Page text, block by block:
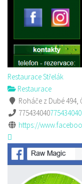
Restaurace Střelák
Restaurace
Roháče z Dubé 494,
775434040775434040
https://